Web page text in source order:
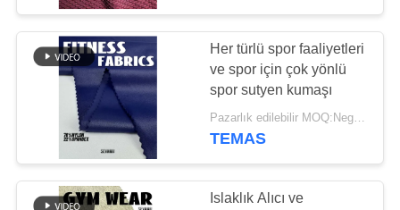
KALITE
KONTROL
BIZIMLE
ILETIŞIME
GEÇIN
Geri dönüşümlü
polyester kumaş
117
Her türlü spor faaliyetleri
ve spor için çok yönlü
spor sutyen kumaşı
Pazarlık edilebilir MOQ:Negotiable
TEMAS
Islaklık Alıcı ve